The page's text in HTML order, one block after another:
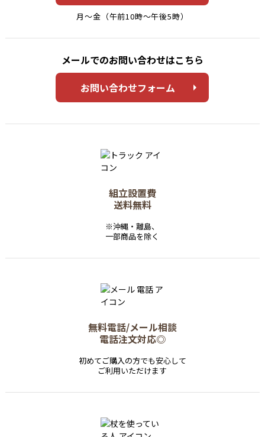
月〜金（午前10時〜午後5時）
メールでのお問い合わせはこちら
お問い合わせフォーム
組立設置費
送料無料
※沖縄・離島、
一部商品を除く
無料電話/メール相談
電話注文対応◎
初めてご購入の方でも安心して
ご利用いただけます